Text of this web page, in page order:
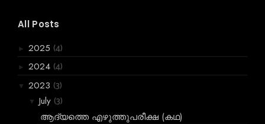
All Posts
► 2025 (4)
► 2024 (4)
▼ 2023 (3)
▼ July (3)
ആദ്യത്തെ എഴുത്തുപരീക്ഷ (കഥ)